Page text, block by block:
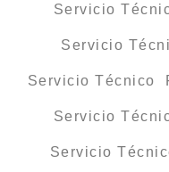
Servicio
Servicio
Servicio Técnico
Servicio
Servicio